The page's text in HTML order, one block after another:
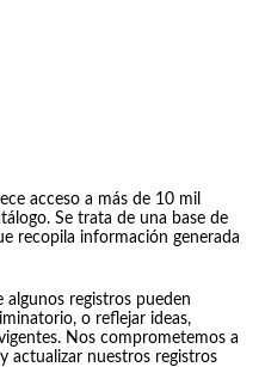
acceso a más de 10 mil
Se trata de una base de
recopila información generada
registros pueden
o reflejar ideas,
Nos comprometemos a
actualizar nuestros registros